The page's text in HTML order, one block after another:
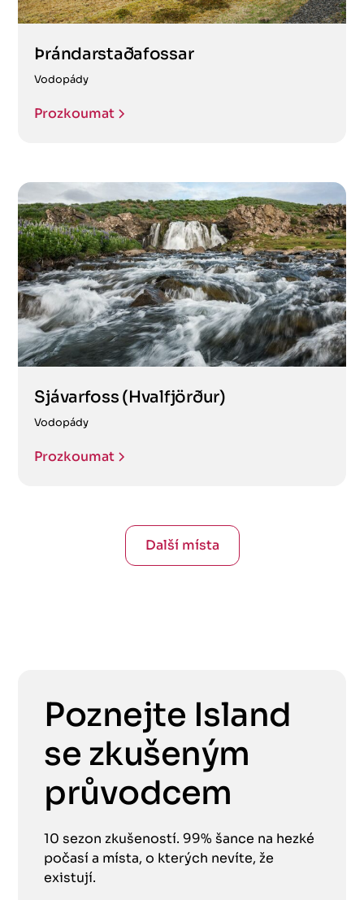
Þrándarstaðafossar
Vodopády
Prozkoumat
Sjávarfoss (Hvalfjörður)
Vodopády
Prozkoumat
Další místa
Poznejte Island
se zkušeným
průvodcem
10 sezon zkušeností. 99% šance na hezké
počasí a místa, o kterých nevíte, že
existují.